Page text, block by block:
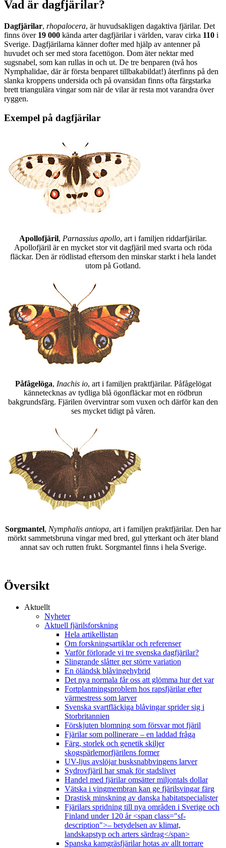
Vad är dagfjärilar?
Dagfjärilar, rhopalocera, är huvudsakligen dagaktiva fjärilar. Det
finns över 19 000 kända arter dagfjärilar i världen, varav cirka 110 i
Sverige. Dagfjärilarna känner dofter med hjälp av antenner på
huvudet och ser med stora facettögon. Dom äter nektar med
sugsnabel, som kan rullas in och ut. De tre benparen (två hos
Nymphalidae, där är första benparet tillbakabildat!) återfinns på den
slanka kroppens undersida och på ovansidan finns ofta färgstarka
brett triangulära vingar som när de vilar är resta mot varandra över
ryggen.
Exempel på dagfjärilar
Apollofjäril, Parnassius apollo, art i familjen riddarfjärilar.
Apollofjäril är en mycket stor vit dagfjäril med svarta och röda
fläckar. Den är rödlistad eftersom den minskar starkt i hela landet
utom på Gotland.
Påfågelöga, Inachis io, art i familjen praktfjärilar. Påfågelögat
kännetecknas av tydliga blå ögonfläckar mot en rödbrun
bakgrundsfärg. Fjärilen övervintrar som vuxen och därför kan den
ses mycket tidigt på våren.
Sorgmantel, Nymphalis antiopa, art i familjen praktfjärilar. Den har
mörkt sammetsbruna vingar med bred, gul ytterkant och äter bland
annat sav och rutten frukt. Sorgmantel finns i hela Sverige.
Översikt
Aktuellt
Nyheter
Aktuell fjärilsforskning
Hela artikellistan
Om forskningsartiklar och referenser
Varför förlorade vi tre svenska dagfjärilar?
Slingrande slåtter ger större variation
En öländsk blåvingehybrid
Det nya normala får oss att glömma hur det var
Fortplantningsproblem hos rapsfjärilar efter
värmestress som larver
Svenska svartfläckiga blåvingar sprider sig i
Storbritannien
Förskjuten blomning som försvar mot fjäril
Fjärilar som pollinerare – en laddad fråga
Färg, storlek och genetik skiljer
skogspärlemorfjärilens former
UV-ljus avslöjar busksnabbvingens larver
Sydrovfjäril har smak för stadslivet
Handel med fjärilar omsätter miljontals dollar
Vätska i vingmembran kan ge fjärilsvingar färg
Drastisk minskning av danska habitatspecialister
Fjärilars spridning till nya områden i Sverige och
Finland under 120 år <span class="sf-
description">– betydelsen av klimat,
landskapstyp och arters särdrag</span>
Spanska kamgräsfjärilar hotas av allt torrare